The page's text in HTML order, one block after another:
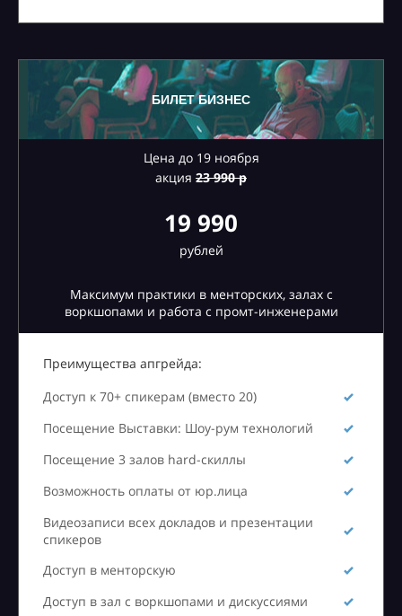
БИЛЕТ БИЗНЕС
Цена до 19 ноября
акция 23990 р
19 990
рублей
Максимум практики в менторских, залах с
воркшопами и работа с промт-инженерами
Преимущества апгрейда:
Доступ к 70+ спикерам (вместо 20)
Посещение Выставки: Шоу-рум технологий
Посещение 3 залов hard-скиллы
Возможность оплаты от юр.лица
Видеозаписи всех докладов и презентации
спикеров
Доступ в менторскую
Доступ в зал с воркшопами и дискуссиями